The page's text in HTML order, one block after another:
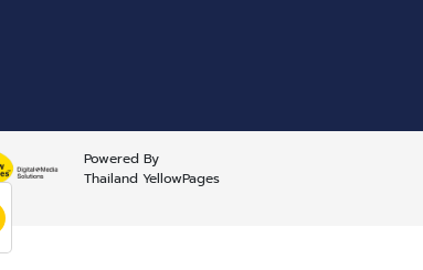
Powered By
Thailand YellowPages